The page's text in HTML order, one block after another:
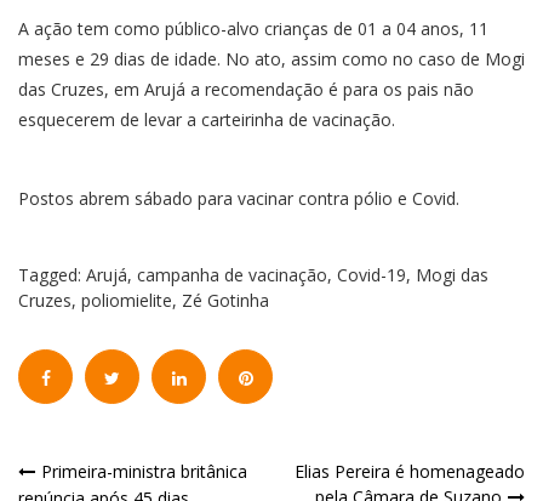
A ação tem como público-alvo crianças de 01 a 04 anos, 11
meses e 29 dias de idade. No ato, assim como no caso de Mogi
das Cruzes, em Arujá a recomendação é para os pais não
esquecerem de levar a carteirinha de vacinação.
Postos abrem sábado para vacinar contra pólio e Covid.
Tagged: Arujá, campanha de vacinação, Covid-19, Mogi das
Cruzes, poliomielite, Zé Gotinha
Navegação
Primeira-ministra britânica
Elias Pereira é homenageado